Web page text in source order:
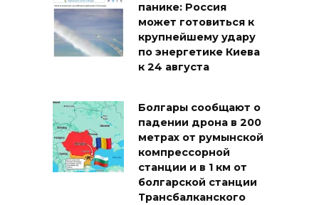
панике: Россия
может готовиться к
крупнейшему удару
по энергетике Киева
к 24 августа
Болгары сообщают о
падении дрона в 200
метрах от румынской
компрессорной
станции и в 1 км от
болгарской станции
Трансбалканского